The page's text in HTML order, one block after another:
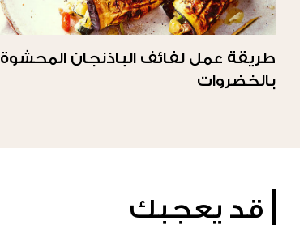
طريقة عمل لفائف الباذنجان المحشوة
بالخضروات
قد يعجبك